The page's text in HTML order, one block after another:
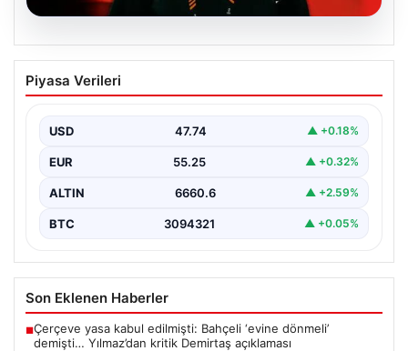
Manchester United resmen duyurdu!
Altay Bayındır’ın yeni adresi belli oldu
Piyasa Verileri
USD 47.74 ▲ +0.18%
EUR 55.25 ▲ +0.32%
ALTIN 6660.6 ▲ +2.59%
BTC 3094321 ▲ +0.05%
Son Eklenen Haberler
■Çerçeve yasa kabul edilmişti: Bahçeli ‘evine dönmeli’
demişti… Yılmaz’dan kritik Demirtaş açıklaması